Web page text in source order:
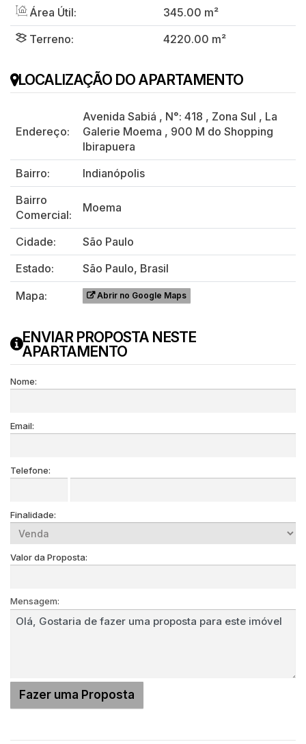
Área Útil:
345.00 m²
Terreno:
4220.00 m²
LOCALIZAÇÃO DO APARTAMENTO
Endereço:
Avenida Sabiá , N°: 418 , Zona Sul , La
Galerie Moema , 900 M do Shopping
Ibirapuera
Bairro:
Indianópolis
Bairro
Comercial:
Moema
Cidade:
São Paulo
Estado:
São Paulo, Brasil
Mapa:
Abrir no Google Maps
ENVIAR PROPOSTA NESTE
APARTAMENTO
Nome:
Email:
Telefone:
Finalidade:
Valor da Proposta:
Mensagem: